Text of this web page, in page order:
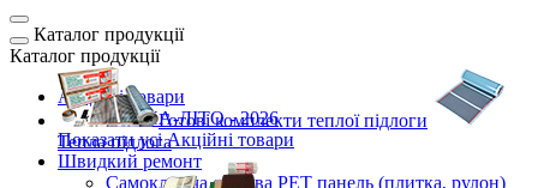
Каталог продукції
Каталог продукції
Акційні товари
ВЕСНА-ЛІТО - 2026
Показати усі Акційні товари
Швидкий ремонт
Самоклеюча стінова PET панель (плитка, рулон)
Готові комплекти теплої підлоги
Тепла підлога